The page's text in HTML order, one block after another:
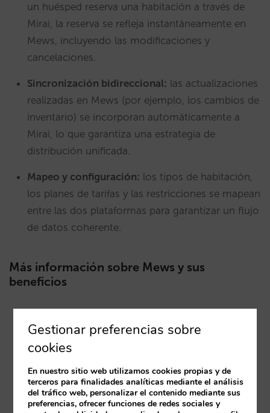
un huésped reserva una habitación a través de
Mirai, la reserva se refleja instantáneamente en
Mews, incluyendo las modificaciones y
cancelaciones.
Sincronización bidireccional: las actualizaciones
realizadas en Mews (por ejemplo, los cambios de
inventario) se incorporan automáticamente a
Mirai, lo que garantiza una estrategia de
distribución unificada.
Mapeo y configuración: los tipos de habitación,
los planes de tarifas y las restricciones se mapean
entre las dos plataformas para garantizar un flujo
de datos coherente.
Más información sobre Mews y sus
beneficios
fácil que el personal puede aprender a usarlo en
un día.
Nuevas formas de desbloquear ingresos: a
diferencia de otros sistemas, Mews va más allá
de las estancias tradicionales en habitaciones,
Gestionar preferencias sobre
cookies
En nuestro sitio web utilizamos cookies propias y de
terceros para finalidades analíticas mediante el análisis
del tráfico web, personalizar el contenido mediante sus
preferencias, ofrecer funciones de redes sociales y